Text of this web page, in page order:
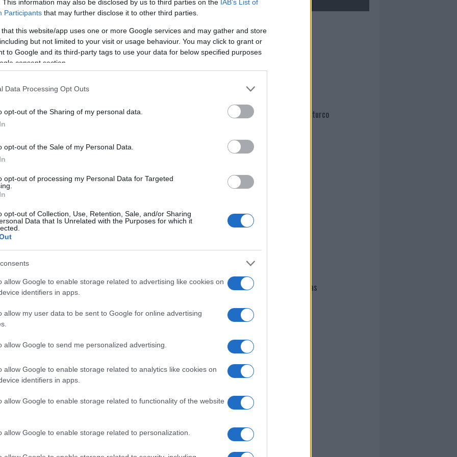
This information may also be disclosed by us to third parties on the IAB’s List of
Participants that may further disclose it to other third parties.
that this website/app uses one or more Google services and may gather and store
but not limited to your visit or usage behaviour. You may click to grant or
to Google and its third-party tags to use your data for below specified purposes
consent section.
Data Processing Opt Outs
opt-out of the Sharing of my personal data.
opt-out of the Sale of my Personal Data.
opt-out of processing my Personal Data for Targeted
opt-out of Collection, Use, Retention, Sale, and/or Sharing
Data that Is Unrelated with the Purposes for which it
allow Google to enable storage related to advertising like cookies on
identifiers in apps.
allow my user data to be sent to Google for online advertising
allow Google to send me personalized advertising.
allow Google to enable storage related to analytics like cookies on
identifiers in apps.
allow Google to enable storage related to functionality of the website
allow Google to enable storage related to personalization.
effettuare accertamenti sulla…
CRONACA 26 NOVEMBRE 2023
Un anno senza Rosa, scomparsa nella
Giornata mondiale contro la violenza sulle
donne
Rosa Bechere è scomparsa dal nulla da Olbia. Un
anno fa a Olbia è scomparsa Rosa Bechere, proprio
violenza sulle donne. La vicenda della…
CRONACA
Niente arresto per la coppia indagata nel
giallo di via Petta
Respinto l’arresto per la coppia accusata di aver
ucciso Rosa Bechere. Il caso di Rosa Bechere è
ancora un mistero. Ancora non c’è un corpo, non
CRONACA 23 FEBBRAIO 2023
Giallo Rosa Bechere, arriva lo sfratto dalla
casa-tugurio per la coppia indagata
Bechere. Per la coppia indagata per la scomparsa di
Rosa Bechere è arrivata l’ordinanza di sfratto dalla
casa-tugurio di via…
CRONACA 25 GENNAIO 2023
Giallo di via Petta, accertamenti nella casa
Mario Malu
Paolo Pinna
Martina Agostina Diturco
Giovannimaria Cabras